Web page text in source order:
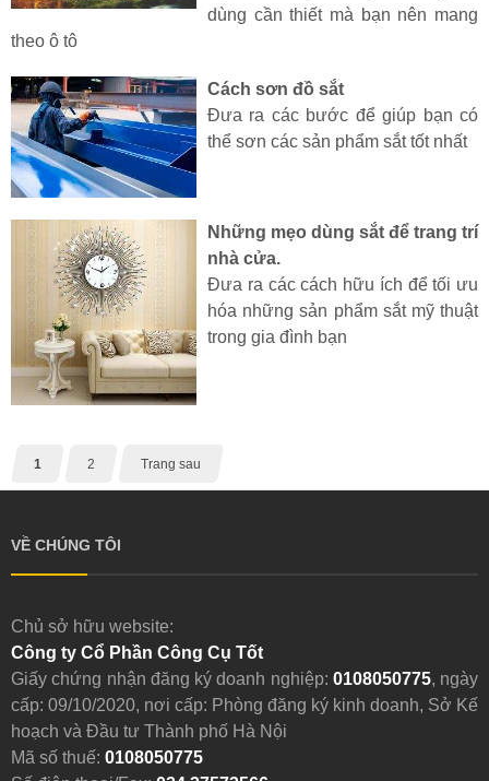
dùng cần thiết mà bạn nên mang
theo ô tô
Cách sơn đồ sắt
Đưa ra các bước để giúp bạn có
thể sơn các sản phẩm sắt tốt nhất
Những mẹo dùng sắt để trang trí
nhà cửa.
Đưa ra các cách hữu ích để tối ưu
hóa những sản phẩm sắt mỹ thuật
trong gia đình bạn
1 2 Trang sau
VỀ CHÚNG TÔI
Chủ sở hữu website:
Công ty Cổ Phần Công Cụ Tốt
Giấy chứng nhận đăng ký doanh nghiệp: 0108050775, ngày
cấp: 09/10/2020, nơi cấp: Phòng đăng ký kinh doanh, Sở Kế
hoạch và Đầu tư Thành phố Hà Nội
Mã số thuế: 0108050775